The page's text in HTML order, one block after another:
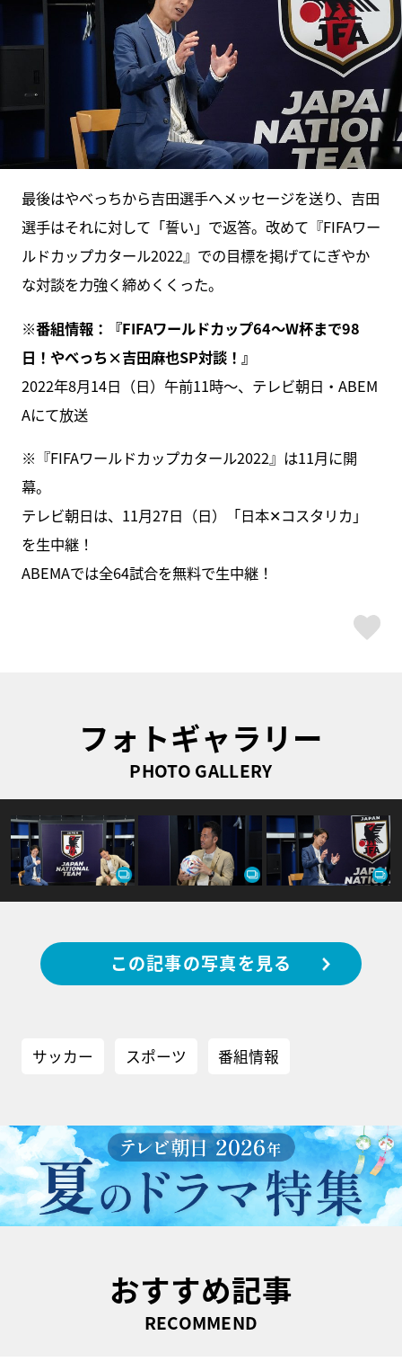
最後はやべっちから吉田選手へメッセージを送り、吉田
選手はそれに対して「誓い」で返答。改めて『FIFAワー
ルドカップカタール2022』での目標を掲げてにぎやか
な対談を力強く締めくくった。
※番組情報：『FIFAワールドカップ64〜W杯まで98
日！やべっち×吉田麻也SP対談！』
2022年8月14日（日）午前11時〜、テレビ朝日・ABEM
Aにて放送
※『FIFAワールドカップカタール2022』は11月に開
幕。
テレビ朝日は、11月27日（日）「日本✕コスタリカ」
を生中継！
ABEMAでは全64試合を無料で生中継！
フォトギャラリー
PHOTO GALLERY
この記事の写真を見る
サッカー スポーツ 番組情報
おすすめ記事
RECOMMEND